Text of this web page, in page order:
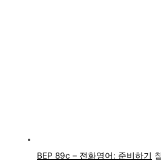
BEP 89c – 전화영어: 준비하기